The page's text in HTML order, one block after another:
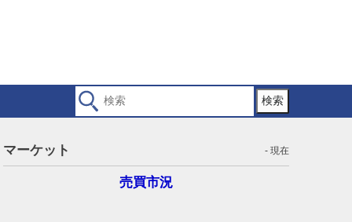
検索
マーケット - 現在
売買市況